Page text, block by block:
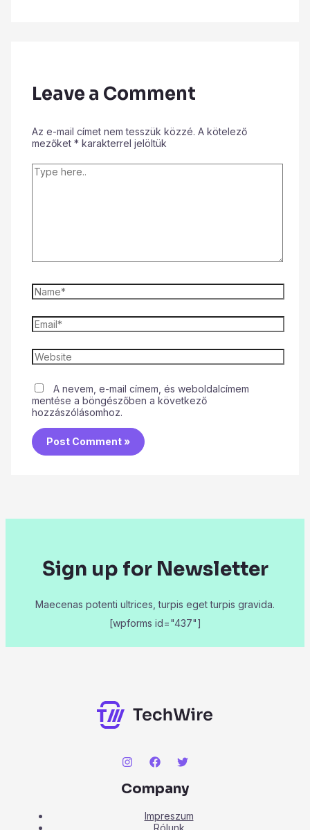
Leave a Comment
Az e-mail címet nem tesszük közzé. A kötelező
mezőket * karakterrel jelöltük
A nevem, e-mail címem, és weboldalcímem
mentése a böngészőben a következő
hozzászólásomhoz.
Sign up for Newsletter
Maecenas potenti ultrices, turpis eget turpis gravida.
[wpforms id="437"]
Company
Impreszum
Rólunk